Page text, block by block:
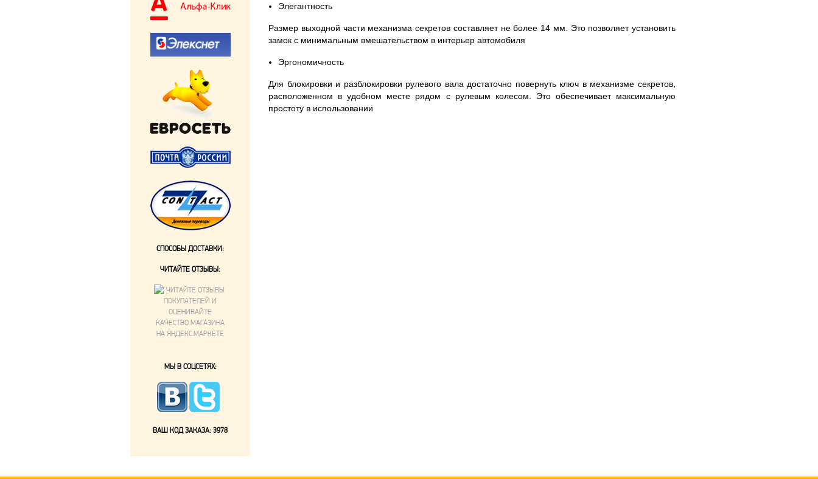
Элегантность
Размер выходной части механизма секретов составляет не более 14 мм. Это позволяет установить
замок с минимальным вмешательством в интерьер автомобиля
Эргономичность
Для блокировки и разблокировки рулевого вала достаточно повернуть ключ в механизме секретов,
расположенном в удобном месте рядом с рулевым колесом. Это обеспечивает максимальную
простоту в использовании
СПОСОБЫ ДОСТАВКИ:
ЧИТАЙТЕ ОТЗЫВЫ:
МЫ В СОЦСЕТЯХ:
ВАШ КОД ЗАКАЗА: 3978